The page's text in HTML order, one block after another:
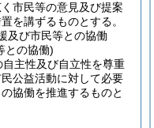
市民等の意見及び提案
を講ずるものとする。
及び市民等との協働
との協働)
主性及び自立性を尊重
公益活動に対して必要
協働を推進するものと